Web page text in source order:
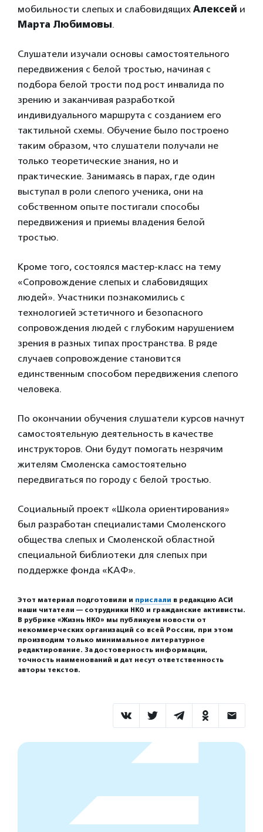
мобильности слепых и слабовидящих Алексей и
Марта Любимовы.
Слушатели изучали основы самостоятельного
передвижения с белой тростью, начиная с
подбора белой трости под рост инвалида по
зрению и заканчивая разработкой
индивидуального маршрута с созданием его
тактильной схемы. Обучение было построено
таким образом, что слушатели получали не
только теоретические знания, но и
практические. Занимаясь в парах, где один
выступал в роли слепого ученика, они на
собственном опыте постигали способы
передвижения и приемы владения белой
тростью.
Кроме того, состоялся мастер-класс на тему
«Сопровождение слепых и слабовидящих
людей». Участники познакомились с
технологией эстетичного и безопасного
сопровождения людей с глубоким нарушением
зрения в разных типах пространства. В ряде
случаев сопровождение становится
единственным способом передвижения слепого
человека.
По окончании обучения слушатели курсов начнут
самостоятельную деятельность в качестве
инструкторов. Они будут помогать незрячим
жителям Смоленска самостоятельно
передвигаться по городу с белой тростью.
Социальный проект «Школа ориентирования»
был разработан специалистами Смоленского
общества слепых и Смоленской областной
специальной библиотеки для слепых при
поддержке фонда «КАФ».
Этот материал подготовили и прислали в редакцию АСИ
наши читатели — сотрудники НКО и гражданские активисты.
В рубрике «Жизнь НКО» мы публикуем новости от
некоммерческих организаций со всей России, при этом
производим только минимальное литературное
редактирование. За достоверность информации,
точность наименований и дат несут ответственность
авторы текстов.